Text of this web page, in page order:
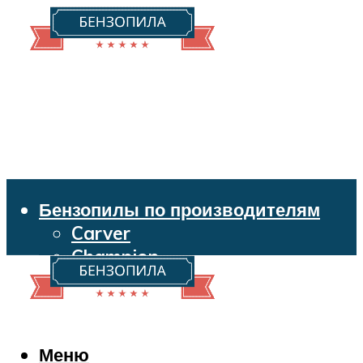
Бензопилы по производителям
Carver
Champion
Echo
Husqvarna
Makita
Меню